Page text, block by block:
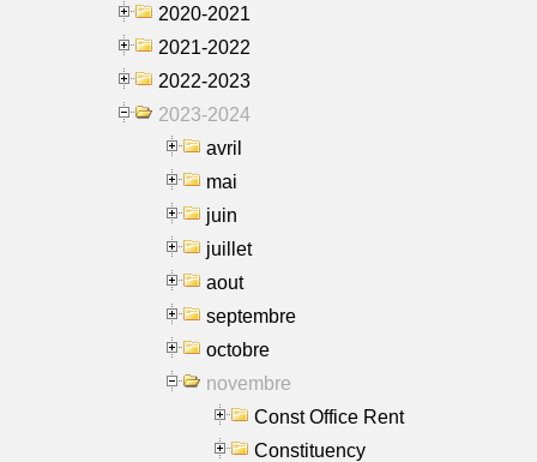
2020-2021
2021-2022
2022-2023
2023-2024
avril
mai
juin
juillet
aout
septembre
octobre
novembre
Const Office Rent
Constituency